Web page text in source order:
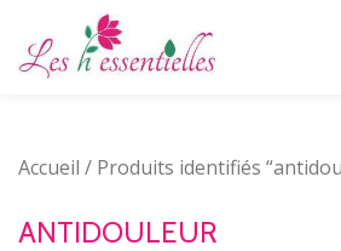
Aller
Accueil / Produits identifiés
ANTIDOULEUR